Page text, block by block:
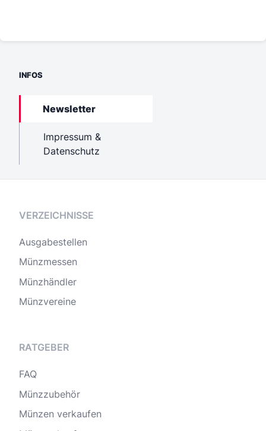
INFOS
Newsletter
Impressum &
Datenschutz
VERZEICHNISSE
Ausgabestellen
Münzmessen
Münzhändler
Münzvereine
RATGEBER
FAQ
Münzzubehör
Münzen verkaufen